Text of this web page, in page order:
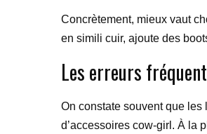
Concrètement, mieux vaut
en simili cuir, ajoute des
Les erreurs
On constate souvent que les
d’accessoires cow-girl. À la